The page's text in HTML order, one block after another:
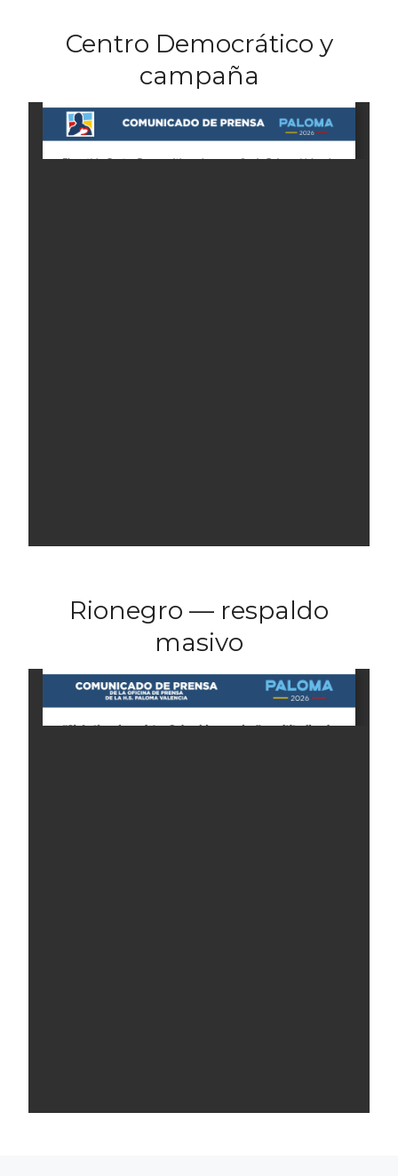
Centro Democrático y
campaña
Rionegro — respaldo
masivo